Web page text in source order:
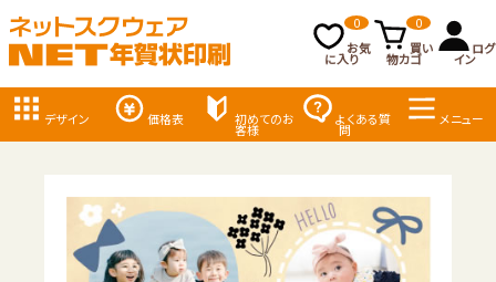
お気
に入り
0
買い
物カゴ
0
ログ
イン
デザイン 価格表 初めてのお
客様
よくある質
問
メニュー